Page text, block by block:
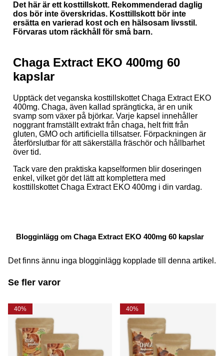
Det här är ett kosttillskott. Rekommenderad daglig
dos bör inte överskridas. Kosttillskott bör inte
ersätta en varierad kost och en hälsosam livsstil.
Förvaras utom räckhåll för små barn.
Chaga Extract EKO 400mg 60
kapslar
Upptäck det veganska kosttillskottet Chaga Extract EKO
400mg. Chaga, även kallad sprängticka, är en unik
svamp som växer på björkar. Varje kapsel innehåller
noggrant framställt extrakt från chaga, helt fritt från
gluten, GMO och artificiella tillsatser. Förpackningen är
återförslutbar för att säkerställa fräschör och hållbarhet
över tid.
Tack vare den praktiska kapselformen blir doseringen
enkel, vilket gör det lätt att komplettera med
kosttillskottet Chaga Extract EKO 400mg i din vardag.
Blogginlägg om Chaga Extract EKO 400mg 60 kapslar
Det finns ännu inga blogginlägg kopplade till denna artikel.
Se fler varor
40% 40%